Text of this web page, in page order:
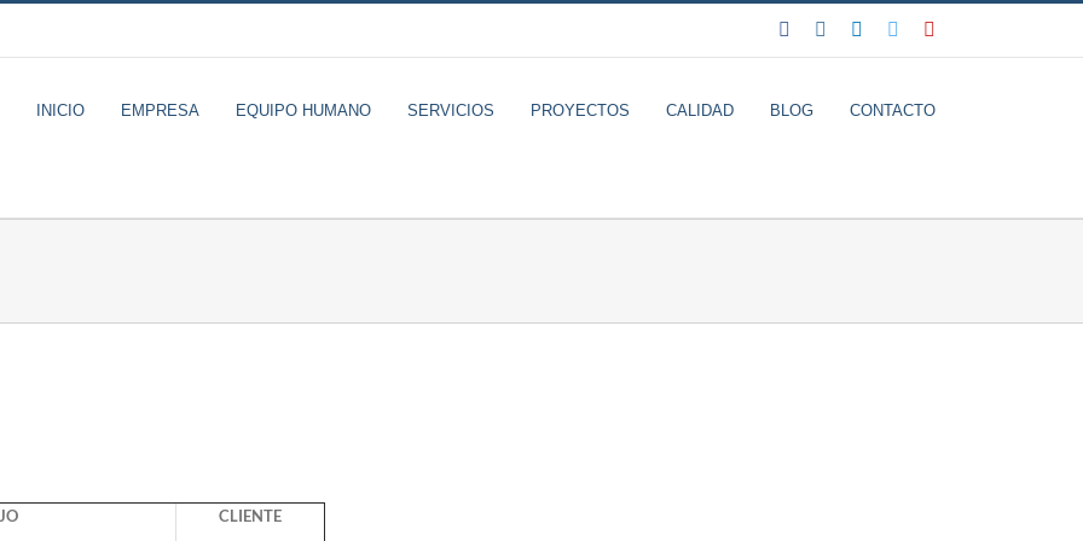
FacebookInstagramLinkedIn
Twitter
INICIO EMPRESA EQUIPO HUMANO SERVICIOS PROYECTOS CALIDAD BLOG CONTACTO
CLIENTE